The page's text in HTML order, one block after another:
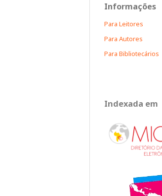
Informações
Para Leitores
Para Autores
Para Bibliotecários
Indexada em